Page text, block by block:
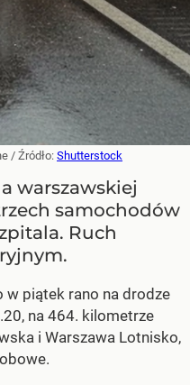
/ Źródło: Shutterstock
warszawskiej
samochodów
Ruch
w piątek rano na drodze
na 464. kilometrze
i Warszawa Lotnisko,